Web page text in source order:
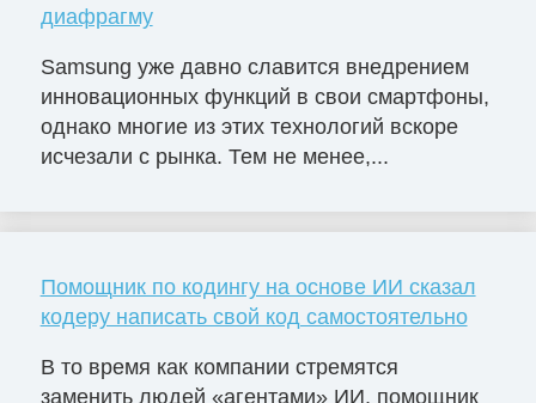
диафрагму
Samsung уже давно славится внедрением
инновационных функций в свои смартфоны,
однако многие из этих технологий вскоре
исчезали с рынка. Тем не менее,...
Помощник по кодингу на основе ИИ сказал
кодеру написать свой код самостоятельно
В то время как компании стремятся
заменить людей «агентами» ИИ, помощник